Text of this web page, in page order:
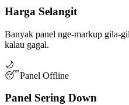
Harga Selangit
Banyak panel nge-markup gila-
kalau gagal.
🌙
😴Panel Offline
Panel Sering Down